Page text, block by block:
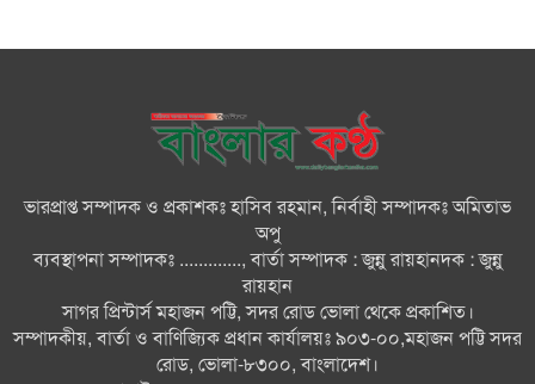
দ্রব্যমূল্য বৃদ্ধির প্রতিবাদে ভোলায় ১১
ভারত জুলাই শহীদদের অসম্মান
জাতিসংঘে জুলাই গণঅভ্যুত্থান দিবস
জুলাইয়ে সড়কে ঝরল ৪১৬ প্রাণ,
ভারপ্রাপ্ত সম্পাদক ও প্রকাশকঃ হাসিব রহমান, নির্বাহী সম্পাদকঃ অমিতাভ
অপু
ব্যবস্থাপনা সম্পাদকঃ ............., বার্তা সম্পাদক : জুন্নু রায়হানদক : জুন্নু
রায়হান
সাগর প্রিন্টার্স মহাজন পট্টি, সদর রোড ভোলা থেকে প্রকাশিত।
সম্পাদকীয়, বার্তা ও বাণিজ্যিক প্রধান কার্যালয়ঃ ৯০৩-০০,মহাজন পট্টি সদর
রোড, ভোলা-৮৩০০, বাংলাদেশ।